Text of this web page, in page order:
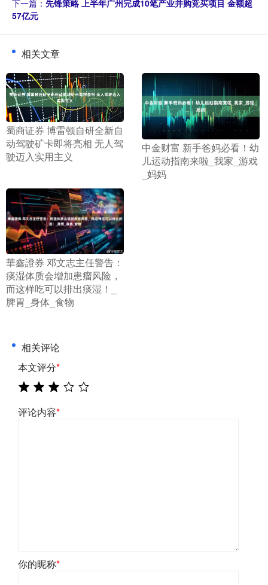
下一篇： 先锋策略 上半年广州完成10笔产业并购竞买项目 金额超
57亿元
相关文章
​蜀商证券 博雷顿自研全新自
动驾驶矿卡即将亮相 无人驾
驶迈入实用主义
​中金财富 新手爸妈必看！幼
儿运动指南来啦_我家_游戏
_妈妈
​華鑫證券 邓文志主任警告：
痰湿体质会增加患瘤风险，
而这样吃可以排出痰湿！_
脾胃_身体_食物
相关评论
本文评分*
评论内容*
你的昵称*